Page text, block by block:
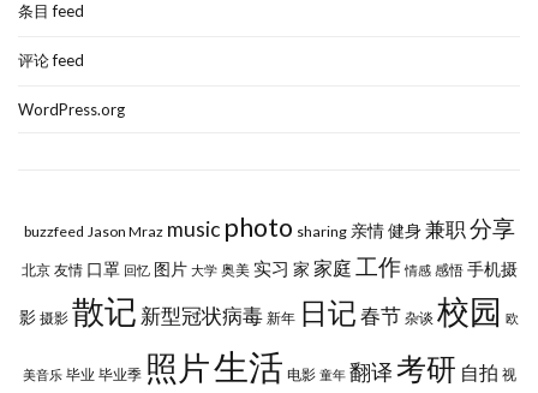
条目 feed
评论 feed
WordPress.org
buzzfeed Jason Mraz music photo sharing 亲情 健身 兼职分享
北京 友情 口罩 回忆 图片 大学 奥美 实习 家 家庭 工作 情感 感悟 手机摄
影 摄影 散记 新型冠状病毒 新年 日记 春节 杂谈 校园 欧
美音乐 毕业 毕业季 照片生活 电影 童年 翻译考研 自拍 视